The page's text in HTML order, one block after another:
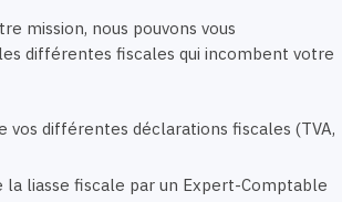
mission, nous pouvons vous
différentes fiscales qui incombent votre
vos différentes déclarations fiscales (TVA,
la liasse fiscale par un Expert-Comptable